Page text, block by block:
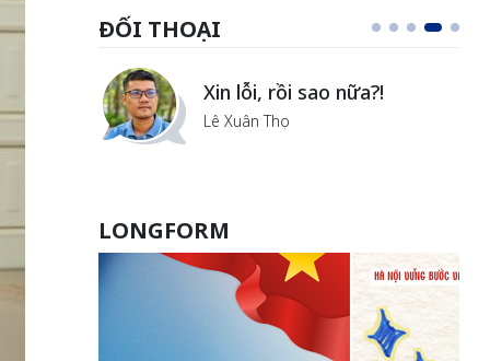
ĐỐI THOẠI
Xin lỗi, rồi sao nữa?!
Lê Xuân Thọ
LONGFORM